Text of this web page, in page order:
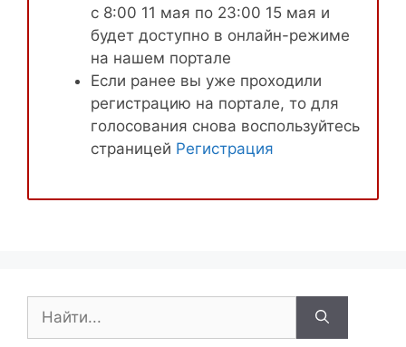
с 8:00 11 мая по 23:00 15 мая и
будет доступно в онлайн-режиме
на нашем портале
Если ранее вы уже проходили
регистрацию на портале, то для
голосования снова воспользуйтесь
страницей Регистрация